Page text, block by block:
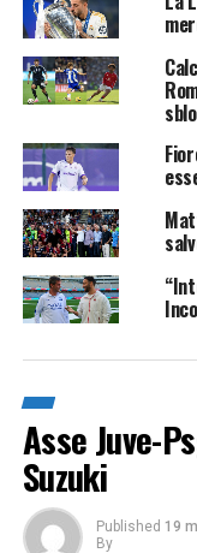
Asse Juve-
Suzuki
Published 19
By